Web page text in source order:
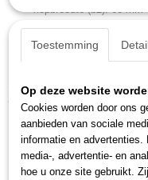
kopbreedte (b2): 60 mm
kophoogte (a a1 b h l2 t):
kophoogte (a2): 11 mm
Ook interessant
Toestemming
Op deze website
Cookies worden door ons
aanbieden van sociale
informatie en advertenties.
media-, advertentie- en
hoe u onze site gebruikt.